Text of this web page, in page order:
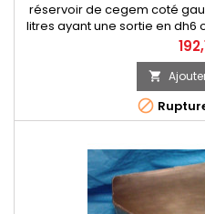
réservoir de cegem coté
litres ayant une sortie en dh6
fabriquation et du typePrix

